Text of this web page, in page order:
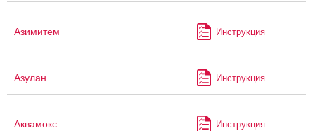
Азимитем Инструкция
Азулан Инструкция
Аквамокс Инструкция